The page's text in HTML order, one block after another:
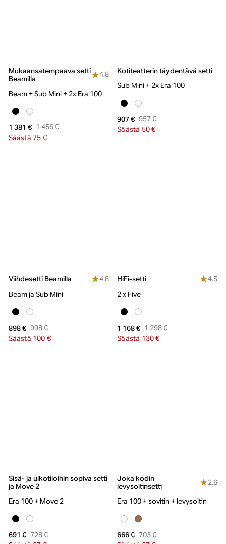
Mukaansatempaava setti
Beamilla
4.8
Beam + Sub Mini + 2x Era 100
1 381 € 1 456 €
Säästä 75 €
Kotiteatterin täydentävä setti
Sub Mini + 2x Era 100
907 € 957 €
Säästä 50 €
Viihdesetti Beamilla
4.8
Beam ja Sub Mini
898 € 998 €
Säästä 100 €
HiFi-setti
4.5
2 x Five
1 168 € 1 298 €
Säästä 130 €
Sisä- ja ulkotiloihin sopiva setti
ja Move 2
Era 100 + Move 2
691 € 728 €
Joka kodin
levysoitinsetti
2.6
Era 100 + sovitin + levysoitin
666 € 703 €